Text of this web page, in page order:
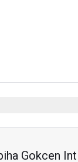
時
Gokcen